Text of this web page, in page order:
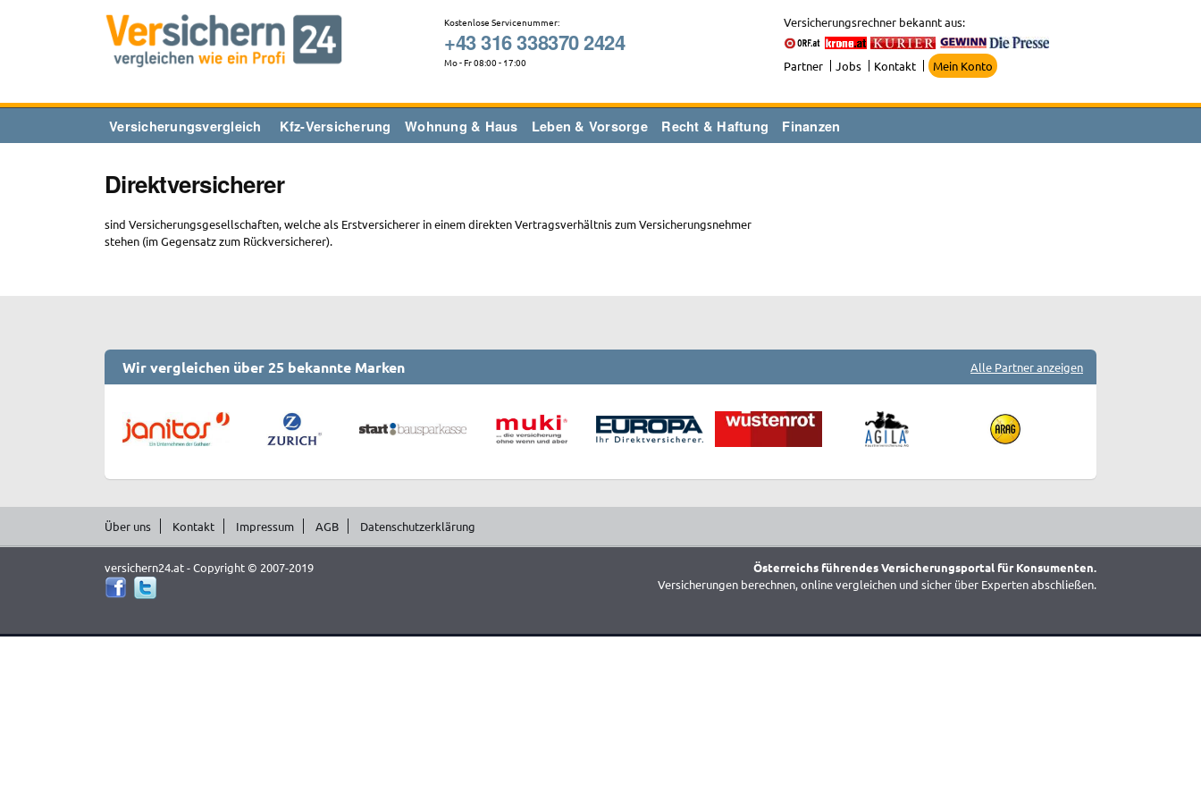
Kostenlose Servicenummer:
+43 316 338370 2424
Mo - Fr 08:00 - 17:00
Versicherungsrechner bekannt aus:
Partner Jobs Kontakt Mein Konto
Versicherungsvergleich Kfz-Versicherung Wohnung & Haus Leben & Vorsorge Recht & Haftung Finanzen
Direktversicherer
sind Versicherungsgesellschaften, welche als Erstversicherer in einem direkten Vertragsverhältnis zum Versicherungsnehmer
stehen (im Gegensatz zum Rückversicherer).
Wir vergleichen über 25 bekannte Marken Alle Partner anzeigen
Über uns Kontakt Impressum AGB Datenschutzerklärung
versichern24.at - Copyright © 2007-2019
Österreichs führendes Versicherungsportal für Konsumenten.
Versicherungen berechnen, online vergleichen und sicher über Experten abschließen.